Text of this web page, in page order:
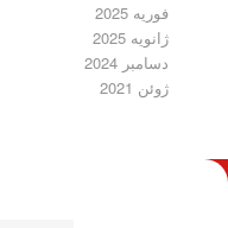
فوریه 2025
ژانویه 2025
دسامبر 2024
ژوئن 2021